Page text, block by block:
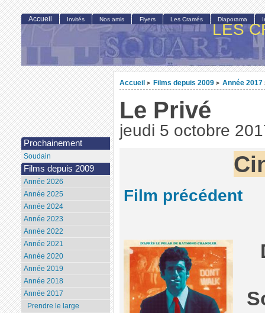
LES
Accueil > Films depuis 2009 > Année 2017
Le Privé
jeudi 5 octobre
Film précédent
Accueil Invités Nos amis Flyers Les Cramés Diaporama
Prochainement
Soudain
Films depuis 2009
Année 2026
Année 2025
Année 2024
Année 2023
Année 2022
Année 2021
Année 2020
Année 2019
Année 2018
Année 2017
Prendre le large